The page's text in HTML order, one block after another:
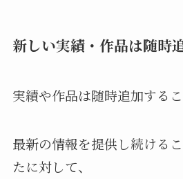
新しい実績・作品は随時
実績や作品は随時追加するこ
最新の情報を提供し続ける
たに対して、